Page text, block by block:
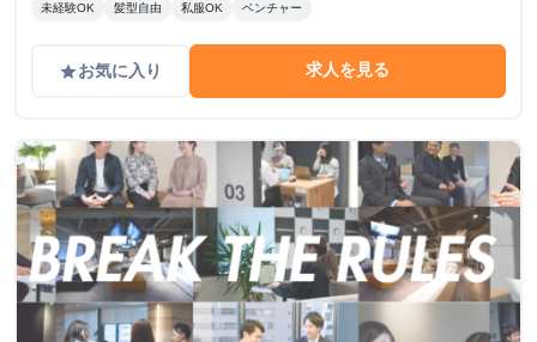
未経験OK 髪型自由 私服OK ベンチャー
gradeお気に入り 求人を見る